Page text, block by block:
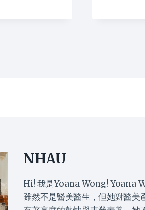
NHAU
Hi! 我是Yoana Wong! Yoana
雖然不是醫美醫生，但她對醫美